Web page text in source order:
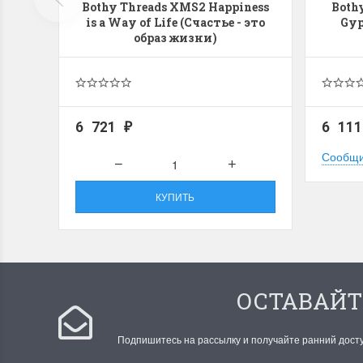
Bothy Threads XMS2 Happiness
is a Way of Life (Счастье - это
образ жизни)
6 721 ₽
КУПИТЬ
6 111
Подпишитесь на рассылку и получайте ранний